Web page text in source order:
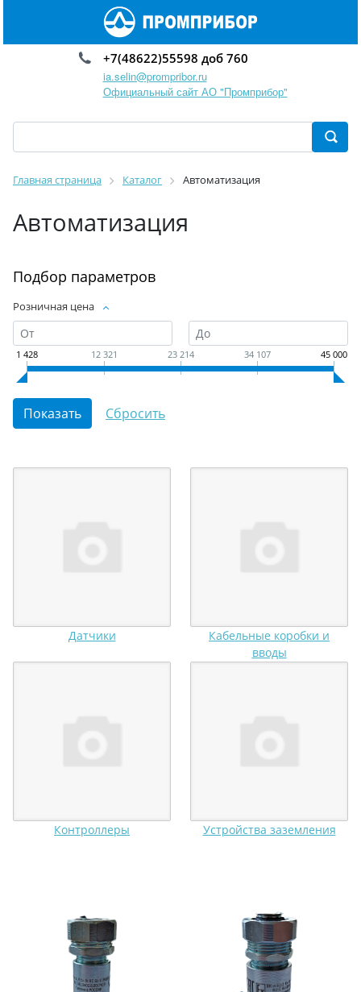
+7(48622)55598 доб 760
ia.selin@prompribor.ru
Официальный сайт АО "Промприбор"
Главная страница Каталог Автоматизация
Автоматизация
Подбор параметров
Розничная цена
1 428 12 321 23 214 34 107 45 000
Датчики
Кабельные коробки и
вводы
Контроллеры Устройства заземления